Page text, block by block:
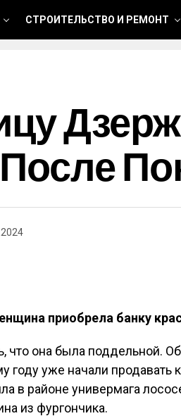
СТРОИТЕЛЬСТВО И РЕМОНТ
приобрела банку
что она была поддельной.
году уже начали продавать
в районе универмага
из фургончика.